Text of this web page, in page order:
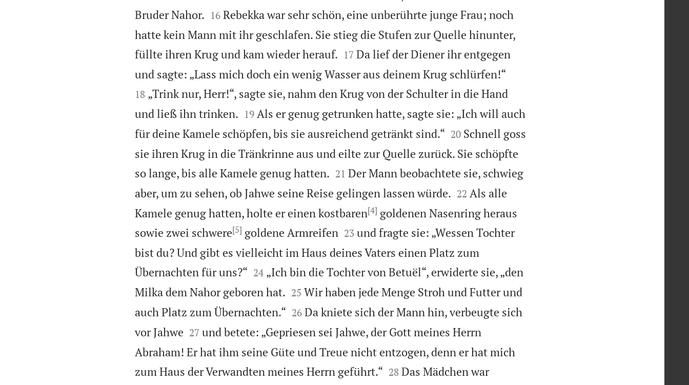
Bruder Nahor.
16 Rebekka war sehr schön, eine unberührte junge Frau; noch
hatte kein Mann mit ihr geschlafen. Sie stieg die Stufen zur Quelle hinunter,
füllte ihren Krug und kam wieder herauf.
17 Da lief der Diener ihr entgegen
und sagte: „Lass mich doch ein wenig Wasser aus deinem Krug schlürfen!“
18 „Trink nur, Herr!“, sagte sie, nahm den Krug von der Schulter in die Hand
und ließ ihn trinken.
19 Als er genug getrunken hatte, sagte sie: „Ich will auch
für deine Kamele schöpfen, bis sie ausreichend getränkt sind.“
20 Schnell goss
sie ihren Krug in die Tränkrinne aus und eilte zur Quelle zurück. Sie schöpfte
so lange, bis alle Kamele genug hatten.
21 Der Mann beobachtete sie, schwieg
aber, um zu sehen, ob Jahwe seine Reise gelingen lassen würde.
22 Als alle
Kamele genug hatten, holte er einen kostbaren[4] goldenen Nasenring heraus
sowie zwei schwere[5] goldene Armreifen
23 und fragte sie: „Wessen Tochter
bist du? Und gibt es vielleicht im Haus deines Vaters einen Platz zum
Übernachten für uns?“
24 „Ich bin die Tochter von Betuël“, erwiderte sie, „den
Milka dem Nahor geboren hat.
25 Wir haben jede Menge Stroh und Futter und
auch Platz zum Übernachten.“
26 Da kniete sich der Mann hin, verbeugte sich
vor Jahwe
27 und betete: „Gepriesen sei Jahwe, der Gott meines Herrn
Abraham! Er hat ihm seine Güte und Treue nicht entzogen, denn er hat mich
zum Haus der Verwandten meines Herrn geführt.“
28 Das Mädchen war